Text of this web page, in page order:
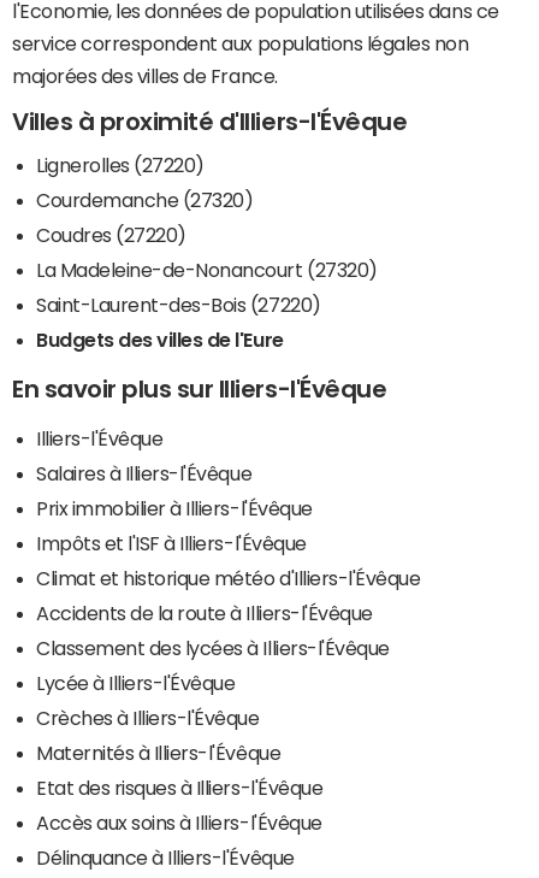
l'Economie, les données de population utilisées dans ce
service correspondent aux populations légales non
majorées des villes de France.
Villes à proximité d'Illiers-l'Évêque
Lignerolles (27220)
Courdemanche (27320)
Coudres (27220)
La Madeleine-de-Nonancourt (27320)
Saint-Laurent-des-Bois (27220)
Budgets des villes de l'Eure
En savoir plus sur Illiers-l'Évêque
Illiers-l'Évêque
Salaires à Illiers-l'Évêque
Prix immobilier à Illiers-l'Évêque
Impôts et l'ISF à Illiers-l'Évêque
Climat et historique météo d'Illiers-l'Évêque
Accidents de la route à Illiers-l'Évêque
Classement des lycées à Illiers-l'Évêque
Lycée à Illiers-l'Évêque
Crèches à Illiers-l'Évêque
Maternités à Illiers-l'Évêque
Etat des risques à Illiers-l'Évêque
Accès aux soins à Illiers-l'Évêque
Délinquance à Illiers-l'Évêque